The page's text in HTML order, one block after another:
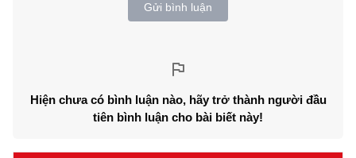
Gửi bình luận
Hiện chưa có bình luận nào, hãy trở thành người đầu
tiên bình luận cho bài biết này!